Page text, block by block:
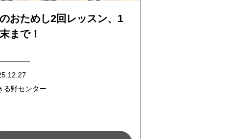
おためし2回レッスン、1
まで！
る野センター